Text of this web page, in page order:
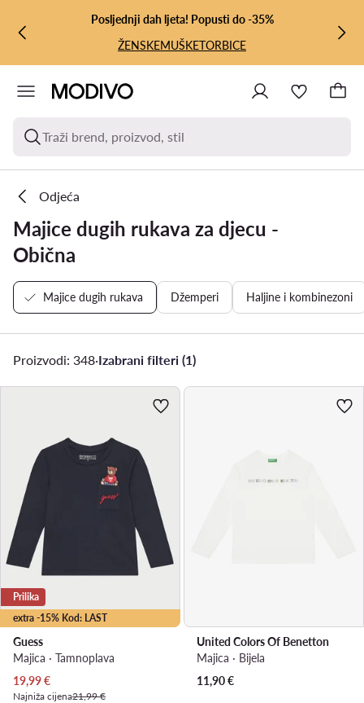
PRIJEĐI NA GLAVNI SADRŽAJ
PRIJEĐI NA PRETRAŽIVANJE
Posljednji dah ljeta! Popusti do -35%
ŽENSKEMUŠKETORBICE
Traži brend, proizvod, stil
Odjeća
Majice dugih rukava za djecu -
Obična
Majice dugih rukava Džemperi Haljine i kombinezoni
Proizvodi: 348·Izabrani filteri (1)
extra -15% Kod: LAST
Prilika
Guess
Majica · Tamnoplava
Trenutna cijena
19,99€
Najniža cijena21,99 €
United Colors Of Benetton
Majica · Bijela
11,90€